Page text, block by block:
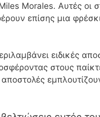
Morales. Αυτές οι
επίσης μια
ειδικές
στους